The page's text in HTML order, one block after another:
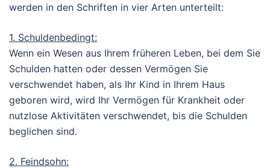
werden in den Schriften in vier Arten unterteilt:
1. Schuldenbedingt:
Wenn ein Wesen aus Ihrem früheren Leben, bei dem Sie
Schulden hatten oder dessen Vermögen Sie
verschwendet haben, als Ihr Kind in Ihrem Haus
geboren wird, wird Ihr Vermögen für Krankheit oder
nutzlose Aktivitäten verschwendet, bis die Schulden
beglichen sind.
2. Feindsohn: